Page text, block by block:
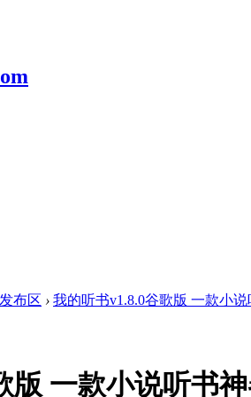
布区 › 我的听书v1.8.0谷歌版 一款小
版 一款小说听书